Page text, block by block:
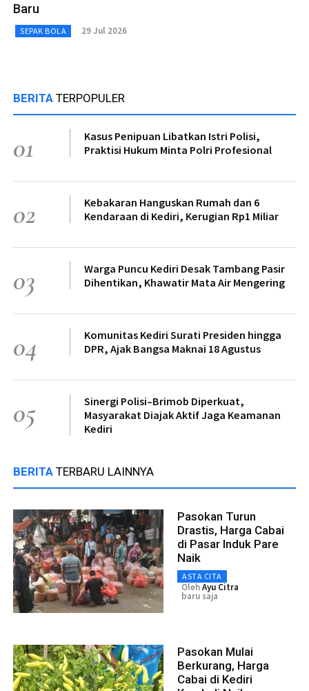
Baru
SEPAK BOLA 29 Jul 2026
BERITA TERPOPULER
01
Kasus Penipuan Libatkan Istri Polisi,
Praktisi Hukum Minta Polri Profesional
02
Kebakaran Hanguskan Rumah dan 6
Kendaraan di Kediri, Kerugian Rp1 Miliar
03
Warga Puncu Kediri Desak Tambang Pasir
Dihentikan, Khawatir Mata Air Mengering
04
Komunitas Kediri Surati Presiden hingga
DPR, Ajak Bangsa Maknai 18 Agustus
05
Sinergi Polisi–Brimob Diperkuat,
Masyarakat Diajak Aktif Jaga Keamanan
Kediri
BERITA TERBARU LAINNYA
Pasokan Turun
Drastis, Harga Cabai
di Pasar Induk Pare
Naik
ASTA CITA
OlehAyu Citra
baru saja
Pasokan Mulai
Berkurang, Harga
Cabai di Kediri